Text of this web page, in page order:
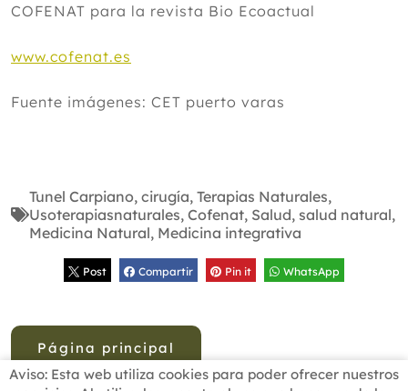
COFENAT para la revista Bio Ecoactual
www.cofenat.es
Fuente imágenes: CET puerto varas
Tunel Carpiano, cirugía, Terapias Naturales,
Usoterapiasnaturales, Cofenat, Salud, salud natural,
Medicina Natural, Medicina integrativa
Post Compartir Pin it WhatsApp
Página principal
Aviso: Esta web utiliza cookies para poder ofrecer nuestros